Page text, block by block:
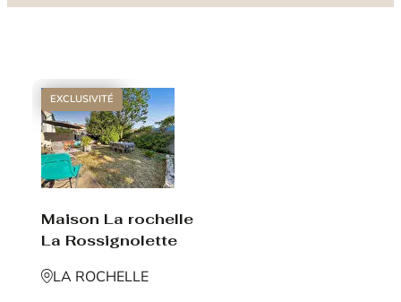
EXCLUSIVITÉ
Maison La rochelle
La Rossignolette
LA ROCHELLE